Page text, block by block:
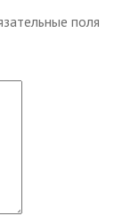
поля